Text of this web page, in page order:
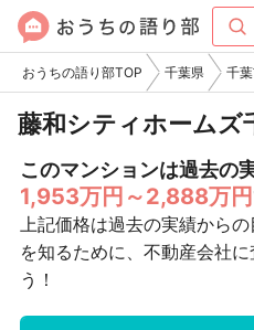
おうちの語り部TOP 千葉県 千
藤和シティホームズ
このマンションは過去の
1,953万円～2,888万円
上記価格は過去の実績から
を知るために、不動産会社
う！